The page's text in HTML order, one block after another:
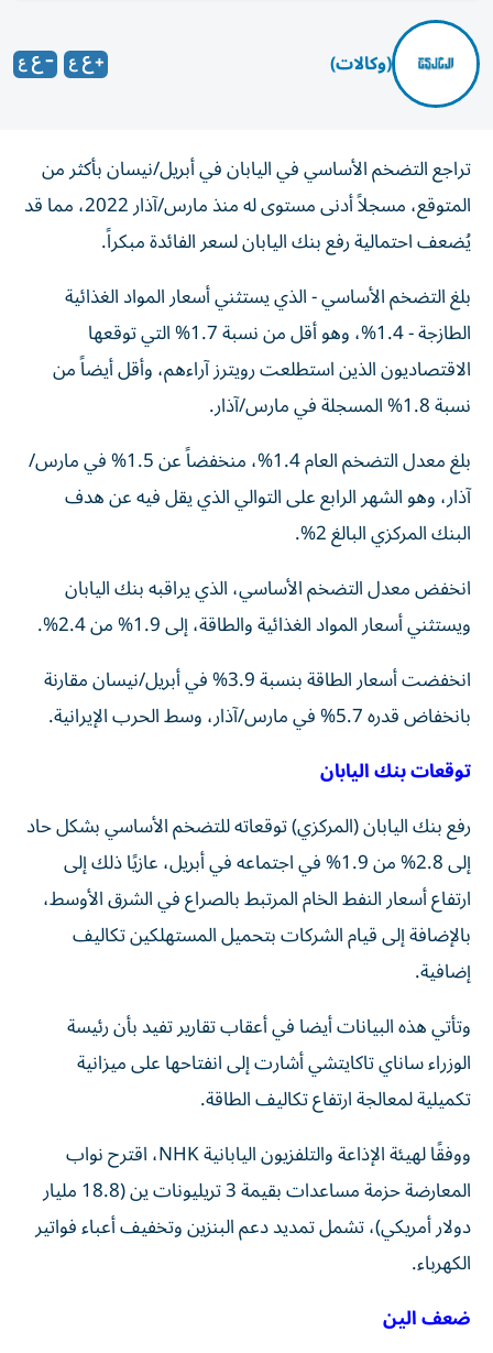
(وكالات)
تراجع التضخم الأساسي في اليابان في أبريل/نيسان بأكثر من
المتوقع، مسجلاً أدنى مستوى له منذ مارس/آذار 2022، مما قد
يُضعف احتمالية رفع بنك اليابان لسعر الفائدة مبكراً.
بلغ التضخم الأساسي - الذي يستثني أسعار المواد الغذائية
الطازجة - 1.4%، وهو أقل من نسبة 1.7% التي توقعها
الاقتصاديون الذين استطلعت رويترز آراءهم، وأقل أيضاً من
نسبة 1.8% المسجلة في مارس/آذار.
بلغ معدل التضخم العام 1.4%، منخفضاً عن 1.5% في مارس/
آذار، وهو الشهر الرابع على التوالي الذي يقل فيه عن هدف
البنك المركزي البالغ 2%.
انخفض معدل التضخم الأساسي، الذي يراقبه بنك اليابان
ويستثني أسعار المواد الغذائية والطاقة، إلى 1.9% من 2.4%.
انخفضت أسعار الطاقة بنسبة 3.9% في أبريل/نيسان مقارنة
بانخفاض قدره 5.7% في مارس/آذار، وسط الحرب الإيرانية.
توقعات بنك اليابان
رفع بنك اليابان (المركزي) توقعاته للتضخم الأساسي بشكل حاد
إلى 2.8% من 1.9% في اجتماعه في أبريل، عازيًا ذلك إلى
ارتفاع أسعار النفط الخام المرتبط بالصراع في الشرق الأوسط،
بالإضافة إلى قيام الشركات بتحميل المستهلكين تكاليف
إضافية.
وتأتي هذه البيانات أيضا في أعقاب تقارير تفيد بأن رئيسة
الوزراء ساناي تاكايتشي أشارت إلى انفتاحها على ميزانية
تكميلية لمعالجة ارتفاع تكاليف الطاقة.
ووفقًا لهيئة الإذاعة والتلفزيون اليابانية NHK، اقترح نواب
المعارضة حزمة مساعدات بقيمة 3 تريليونات ين (18.8 مليار
دولار أمريكي)، تشمل تمديد دعم البنزين وتخفيف أعباء فواتير
الكهرباء.
ضعف الين